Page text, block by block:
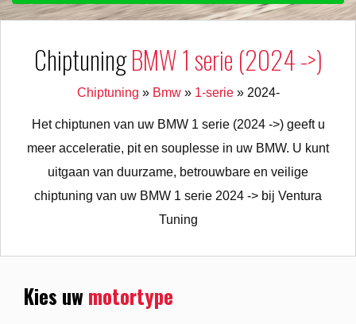
ChiptuningBMW 1 serie (2024 ->)
Chiptuning » Bmw» 1-serie» 2024-
Het chiptunen van uw BMW 1 serie (2024 ->) geeft u
meer acceleratie, pit en souplesse in uw BMW. U kunt
uitgaan van duurzame, betrouwbare en veilige
chiptuning van uw BMW 1 serie 2024 -> bij Ventura
Tuning
Kies uwmotortype